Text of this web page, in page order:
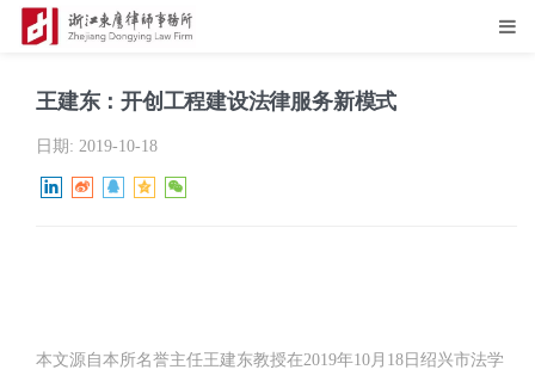
王建东：开创工程建设法律服务新模式
日期: 2019-10-18
本文源自本所名誉主任王建东教授在2019年10月18日绍兴市法学